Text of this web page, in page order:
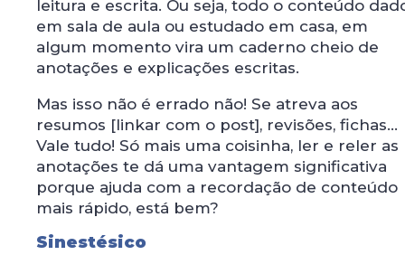
leitura e escrita. Ou seja, todo o conteúdo
em sala de aula ou estudado em casa, em
algum momento vira um caderno cheio de
anotações e explicações escritas.
Mas isso não é errado não! Se atreva aos
resumos [linkar com o post], revisões, fichas...
Vale tudo! Só mais uma coisinha, ler e reler as
anotações te dá uma vantagem significativa
porque ajuda com a recordação de conteúdo
mais rápido, está bem?
Sinestésico